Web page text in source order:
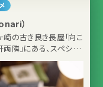
）
崎の古き良き長屋「向こ
両隣」にある、スペシャ
コーヒーの店